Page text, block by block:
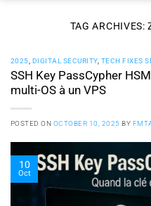
TAG ARCHIVES:
2025 DIGITAL SECURITY, TECH FIXES
SSH Key PassCypher
multi-OS à un VPS
POSTED ON OCTOBER 10, 2025 BY
10
Oct